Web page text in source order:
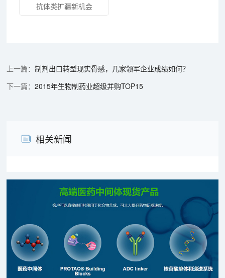
抗体类扩疆新机会
制剂出口转型现实骨感，几家领军企业成绩如何？
2015年生物制药业超级并购TOP15
相关新闻